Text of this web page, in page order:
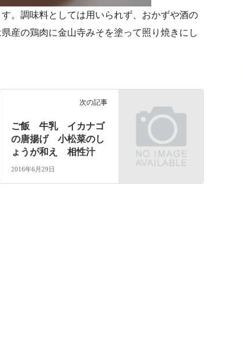
。調味料としては用いられず、おかずや酒の
産の鶏肉に金山寺みそを塗って照り焼きにし
次の記事
ご飯 牛乳 イカナゴ
の唐揚げ 小松菜のし
ょうが和え 相性汁
2016年6月29日